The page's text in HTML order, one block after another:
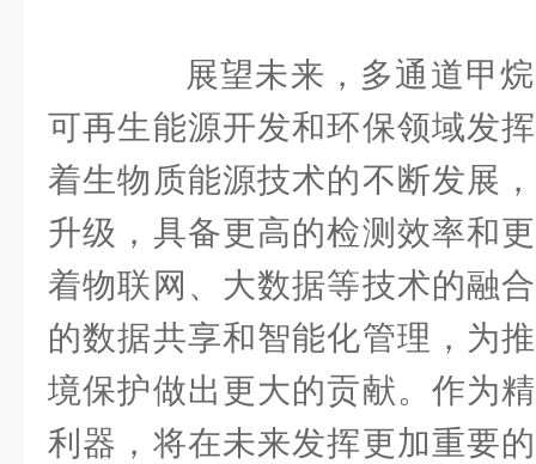
展望未来，多通道甲烷
可再生能源开发和环保领域发
着生物质能源技术的不断发展
升级，具备更高的检测效率和
着物联网、大数据等技术的融
的数据共享和智能化管理，为
境保护做出更大的贡献。作为
利器，将在未来发挥更加重要